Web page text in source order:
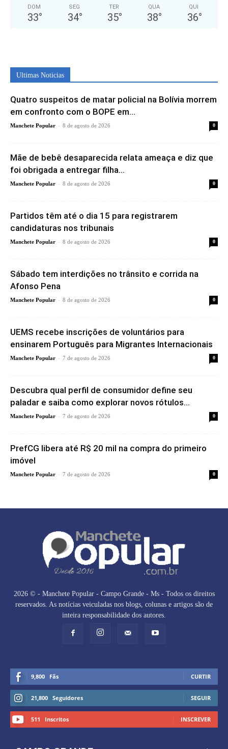
DOM
33°
SEG
34°
TER
35°
QUA
38°
QUI
36°
Ultimas Noticias
Quatro suspeitos de matar policial na Bolívia morrem
em confronto com o BOPE em...
Manchete Popular - 8 de agosto de 2026 0
Mãe de bebê desaparecida relata ameaça e diz que
foi obrigada a entregar filha...
Manchete Popular - 8 de agosto de 2026 0
Partidos têm até o dia 15 para registrarem
candidaturas nos tribunais
Manchete Popular - 8 de agosto de 2026 0
Sábado tem interdições no trânsito e corrida na
Afonso Pena
Manchete Popular - 8 de agosto de 2026 0
UEMS recebe inscrições de voluntários para
ensinarem Português para Migrantes Internacionais
Manchete Popular - 7 de agosto de 2026 0
Descubra qual perfil de consumidor define seu
paladar e saiba como explorar novos rótulos...
Manchete Popular - 7 de agosto de 2026 0
PrefCG libera até R$ 20 mil na compra do primeiro
imóvel
Manchete Popular - 7 de agosto de 2026 0
2026 © - Manchete Popular - Campo Grande - Ms - Todos os direitos
reservados. As notícias veiculadas nos blogs, colunas e artigos são de
inteira responsabilidade dos autores.
9,800 Fãs CURTIR
21,800 Seguidores SEGUIR
511 Inscritos INSCREVER